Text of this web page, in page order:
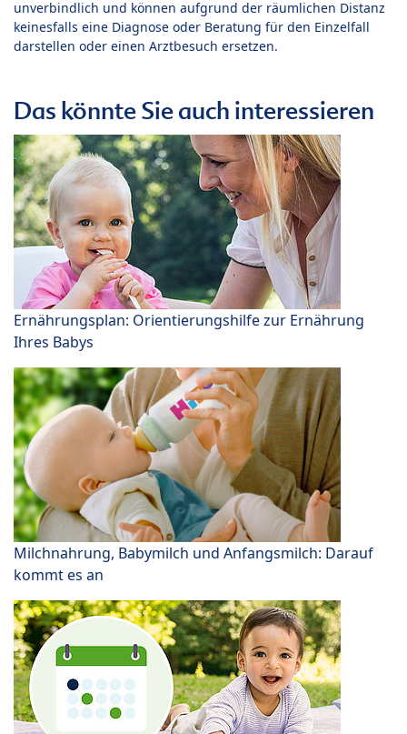
unverbindlich und können aufgrund der räumlichen Distanz
keinesfalls eine Diagnose oder Beratung für den Einzelfall
darstellen oder einen Arztbesuch ersetzen.
Das könnte Sie auch interessieren
Ernährungsplan: Orientierungshilfe zur Ernährung
Ihres Babys
Milchnahrung, Babymilch und Anfangsmilch: Darauf
kommt es an